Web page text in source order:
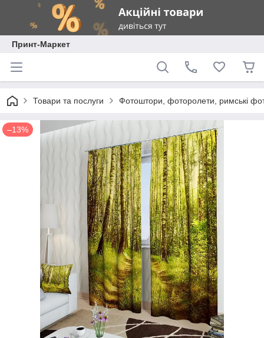
Принт-Маркет
Товари та послуги Фотоштори, фоторолети, римські
–13%